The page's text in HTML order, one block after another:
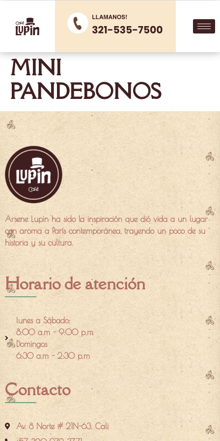
MINI
PANDEBONOS
Arsene Lupin ha sido la inspiración que dió vida a un lugar
con aroma a París contemporánea, trayendo un poco de su
historia y su cultura.
Horario de atención
lunes a Sábado:
8:00 a.m - 9:00 p.m
Domingos
6:30 a.m - 2:30 p.m
Contacto
Av. 8 Norte # 21N-63. Cali